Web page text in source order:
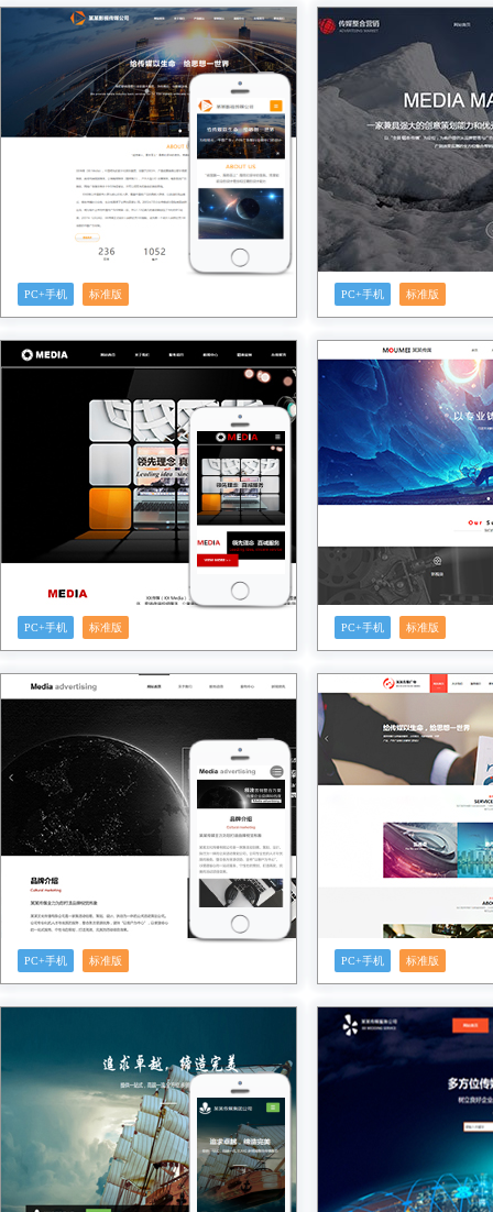
预览
PC+手机 标准版
预览
PC+手机 标准版
预览
PC+手机 标准版
预览
PC+手机 标准版
预览
PC+手机 标准版
预览
PC+手机 标准版
预览